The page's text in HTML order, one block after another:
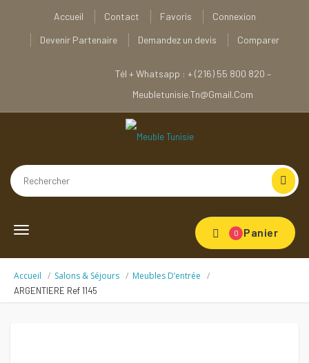
Accueil Contact Favoris
Connexion
Devenir Partenaire
Demandez un devis Comparer
Tél + Whatsapp : + (216) 55 800 820 –
Meubletunisie.tn@gmail.com
Toggle
0 Panier
Accueil Salons & Séjours Meubles D’entrée
ARGENTIERE Ref 1145